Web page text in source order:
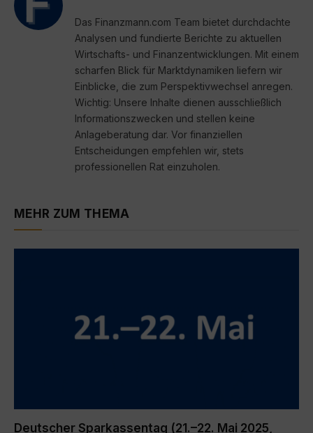
Das Finanzmann.com Team bietet durchdachte
Analysen und fundierte Berichte zu aktuellen
Wirtschafts- und Finanzentwicklungen. Mit einem
scharfen Blick für Marktdynamiken liefern wir
Einblicke, die zum Perspektivwechsel anregen.
Wichtig: Unsere Inhalte dienen ausschließlich
Informationszwecken und stellen keine
Anlageberatung dar. Vor finanziellen
Entscheidungen empfehlen wir, stets
professionellen Rat einzuholen.
MEHR ZUM THEMA
Deutscher Sparkassentag (21.–22. Mai 2025,